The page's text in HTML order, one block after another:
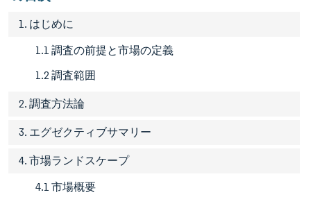
1. はじめに
1.1 調査の前提と市場の定義
1.2 調査範囲
2. 調査方法論
3. エグゼクティブサマリー
4. 市場ランドスケープ
4.1 市場概要